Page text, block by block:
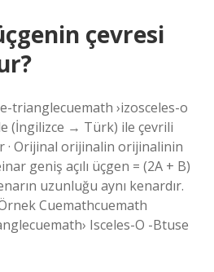
çevresi
trianglecuemath ›izosceles-o
(İngilizce → Türk) ile çevrili
· Orijinal orijinalin orijinalinin
geniş açılı üçgen = (2A + B)
uzunluğu aynı kenardır.
Cuemathcuemath
Isceles-O -Btuse